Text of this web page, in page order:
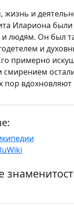
жизнь и
Илариона
и людям. Он был
и
примерно
пор